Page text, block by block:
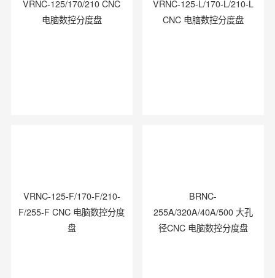
VRNC-125/170/210 CNC
电脑数控分度盘
VRNC-125-L/170-L/210-L
CNC 电脑数控分度盘
VRNC-125-F/170-F/210-
F/255-F CNC 电脑数控分度
盘
BRNC-
255A/320A/40A/500 大孔
径CNC 电脑数控分度盘